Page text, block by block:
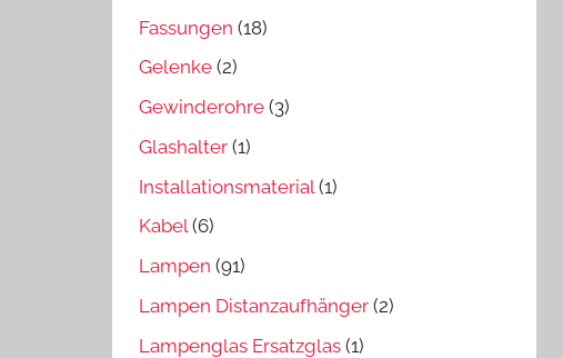
Fassungen (18)
Gelenke (2)
Gewinderohre (3)
Glashalter (1)
Installationsmaterial (1)
Kabel(6)
Lampen (91)
Lampen Distanzaufhänger (2)
Lampenglas Ersatzglas (1)